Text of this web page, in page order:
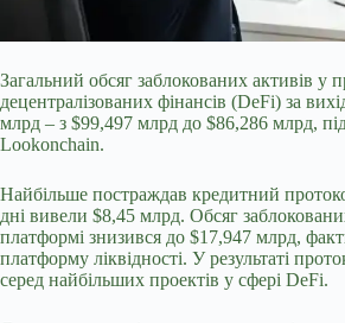
Загальний обсяг заблокованих активів у
децентралізованих фінансів (DeFi) за
млрд – з $99,497 млрд до $86,286 млрд,
Lookonchain.
Найбільше постраждав кредитний
дні вивели $8,45 млрд. Обсяг
платформі знизився до $17,947 млрд,
платформу ліквідності. У результаті
серед найбільших проектів у сфері DeFi.